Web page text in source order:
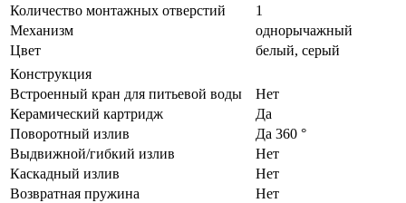
Количество монтажных отверстий
1
Механизм
однорычажный
Цвет
белый, серый
Конструкция
Встроенный кран для питьевой воды
Нет
Керамический картридж
Да
Поворотный излив
Да 360 °
Выдвижной/гибкий излив
Нет
Каскадный излив
Нет
Возвратная пружина
Нет